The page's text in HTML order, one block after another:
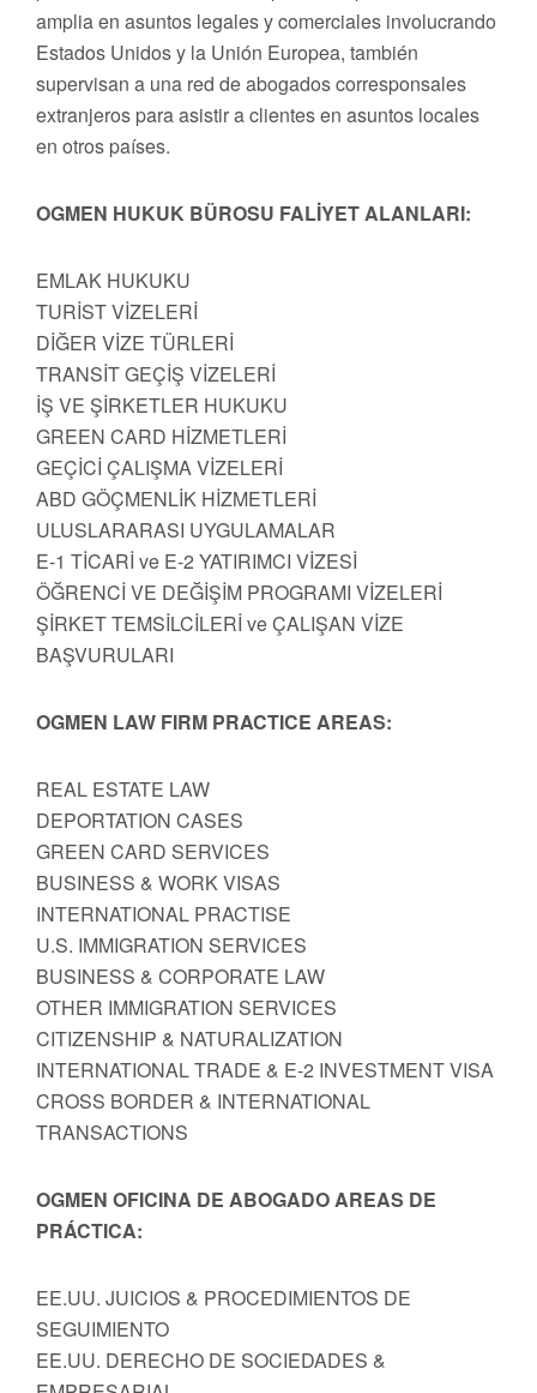
amplia en asuntos legales y comerciales involucrando
Estados Unidos y la Unión Europea, también
supervisan a una red de abogados corresponsales
extranjeros para asistir a clientes en asuntos locales
en otros países.
OGMEN HUKUK BÜROSU FALİYET ALANLARI:
EMLAK HUKUKU
TURİST VİZELERİ
DİĞER VİZE TÜRLERİ
TRANSİT GEÇİŞ VİZELERİ
İŞ VE ŞİRKETLER HUKUKU
GREEN CARD HİZMETLERİ
GEÇİCİ ÇALIŞMA VİZELERİ
ABD GÖÇMENLİK HİZMETLERİ
ULUSLARARASI UYGULAMALAR
E-1 TİCARİ ve E-2 YATIRIMCI VİZESİ
ÖĞRENCİ VE DEĞİŞİM PROGRAMI VİZELERİ
ŞİRKET TEMSİLCİLERİ ve ÇALIŞAN VİZE
BAŞVURULARI
OGMEN LAW FIRM PRACTICE AREAS:
REAL ESTATE LAW
DEPORTATION CASES
GREEN CARD SERVICES
BUSINESS & WORK VISAS
INTERNATIONAL PRACTISE
U.S. IMMIGRATION SERVICES
BUSINESS & CORPORATE LAW
OTHER IMMIGRATION SERVICES
CITIZENSHIP & NATURALIZATION
INTERNATIONAL TRADE & E-2 INVESTMENT VISA
CROSS BORDER & INTERNATIONAL
TRANSACTIONS
OGMEN OFICINA DE ABOGADO AREAS DE
PRÁCTICA:
EE.UU. JUICIOS & PROCEDIMIENTOS DE
SEGUIMIENTO
EE.UU. DERECHO DE SOCIEDADES &